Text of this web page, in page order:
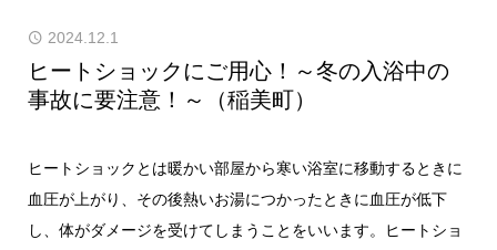
2024.12.1
ヒートショックにご用心！～冬の入浴中の
事故に要注意！～（稲美町）
ヒートショックとは暖かい部屋から寒い浴室に移動するときに
血圧が上がり、その後熱いお湯につかったときに血圧が低下
し、体がダメージを受けてしまうことをいいます。ヒートショ